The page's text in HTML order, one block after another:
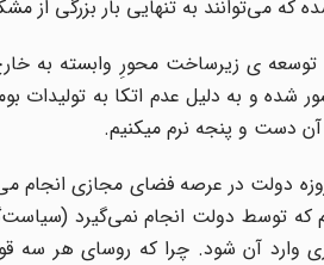
می‌توانند به تنهایی بار بزرگی از
توسعه ی زیرساخت محورِ وابسته به
شده و به دلیل عدم اتکا به تولیدات
آن دست و پنجه نرم میکنیم.
دولت در عرصه فضای مجازی
که توسط دولت انجام نمی‌گیرد
وارد آن شود. چرا که روسای هر سه